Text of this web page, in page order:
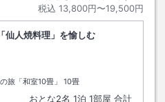
税込 13,800円〜19,500円
仙人焼料理」を愉しむ
旅「和室10畳」
10畳
おとな2名 1泊 1部屋 合計